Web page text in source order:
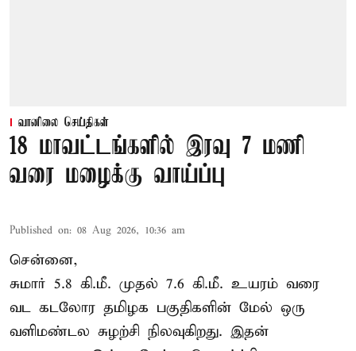
வானிலை செய்திகள்
18 மாவட்டங்களில் இரவு 7 மணி
வரை மழைக்கு வாய்ப்பு
Published on: 08 Aug 2026, 10:36 am
சென்னை,
சுமார் 5.8 கி.மீ. முதல் 7.6 கி.மீ. உயரம் வரை
வட கடலோர தமிழக பகுதிகளின் மேல் ஒரு
வளிமண்டல சுழற்சி நிலவுகிறது. இதன்